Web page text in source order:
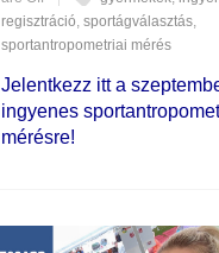
regisztráció, sportágválasztás,
sportantropometriai mérés
Jelentkezz itt a
ingyenes
mérésre!